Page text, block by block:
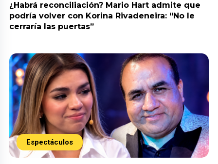
¿Habrá reconciliación? Mario Hart admite que
podría volver con Korina Rivadeneira: “No le
cerraría las puertas”
Espectáculos